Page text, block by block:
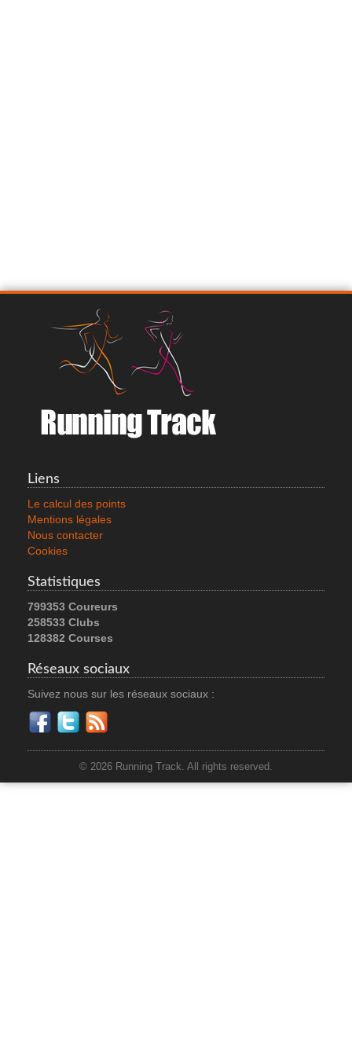
Liens
Le calcul des points
Mentions légales
Nous contacter
Cookies
Statistiques
799353 Coureurs
258533 Clubs
128382 Courses
Réseaux sociaux
Suivez nous sur les réseaux sociaux :
© 2026 Running Track. All rights reserved.